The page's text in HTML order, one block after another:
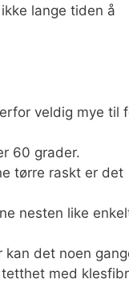
lange tiden å
veldig mye til
60 grader.
tørre raskt er det
nesten like
kan det noen
med